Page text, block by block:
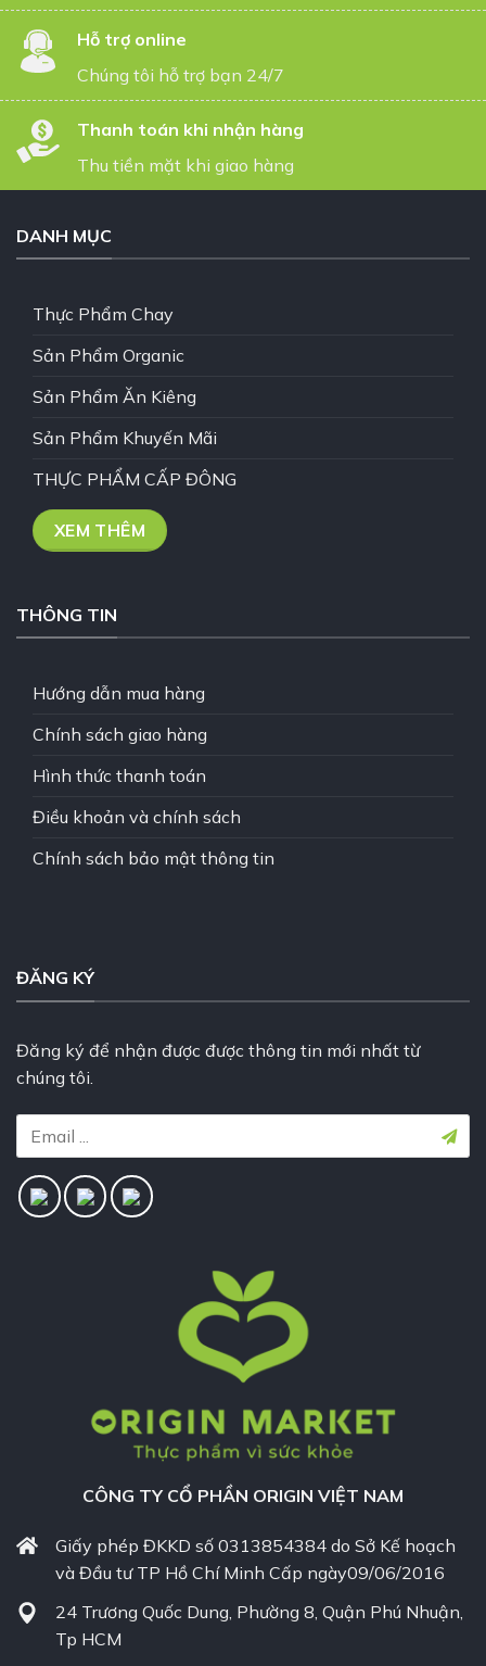
Hỗ trợ online
Chúng tôi hỗ trợ bạn 24/7
Thanh toán khi nhận hàng
Thu tiền mặt khi giao hàng
DANH MỤC
Thực Phẩm Chay
Sản Phẩm Organic
Sản Phẩm Ăn Kiêng
Sản Phẩm Khuyến Mãi
THỰC PHẨM CẤP ĐÔNG
XEM THÊM
THÔNG TIN
Hướng dẫn mua hàng
Chính sách giao hàng
Hình thức thanh toán
Điều khoản và chính sách
Chính sách bảo mật thông tin
ĐĂNG KÝ
Đăng ký để nhận được được thông tin mới nhất từ
chúng tôi.
CÔNG TY CỔ PHẦN ORIGIN VIỆT NAM
Giấy phép ĐKKD số 0313854384 do Sở Kế hoạch
và Đầu tư TP Hồ Chí Minh Cấp ngày09/06/2016
24 Trương Quốc Dung, Phường 8, Quận Phú Nhuận,
Tp HCM